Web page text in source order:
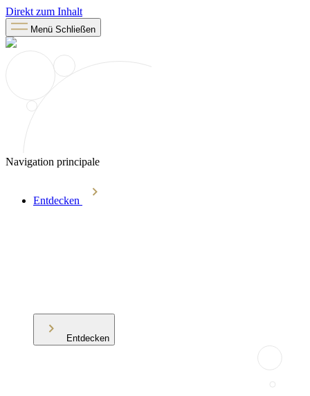
Direkt zum Inhalt
Menü Schließen
Navigation principale
Entdecken
Entdecken